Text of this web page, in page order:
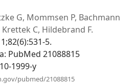
G, Mommsen P, Bachmann
C, Hildebrand F.
5.
‎: PubMed 21088815
1999-y
pubmed/21088815